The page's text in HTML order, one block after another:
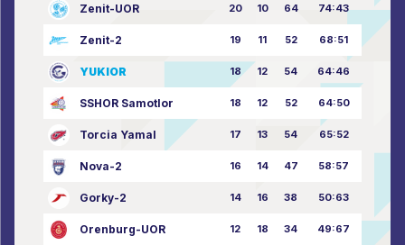
Zenit-UOR 20 10 64 74:43
Zenit-2 19 11 52 68:51
YUKIOR 18 12 54 64:46
SSHOR Samotlor 18 12 52 64:50
Torcia Yamal 17 13 54 65:52
Nova-2 16 14 47 58:57
Gorky-2 14 16 38 50:63
Orenburg-UOR 12 18 34 49:67